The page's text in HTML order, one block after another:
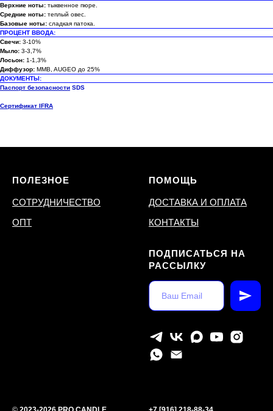
Верхние ноты: тыквенное пюре.
Средние ноты: теплый овес.
Базовые ноты: сладкая патока.
ПРОЦЕНТ ВВОДА:
Свечи: 3-10%
Мыло: 3-3,7%
Лосьон: 1-1,3%
Диффузор: MMB, AUGEO до 25%
ДОКУМЕНТЫ:
Паспорт безопасности SDS
Сертификат IFRA
ПОЛЕЗНОЕ
СОТРУДНИЧЕСТВО
ОПТ
ПОМОЩЬ
ДОСТАВКА И ОПЛАТА
КОНТАКТЫ
ПОДПИСАТЬСЯ НА
РАССЫЛКУ